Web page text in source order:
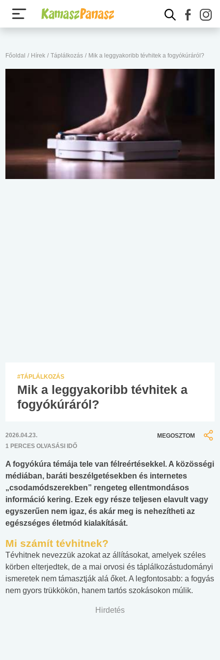
Főoldal / Hírek / Táplálkozás / Mik a leggyakoribb tévhitek a fogyókúráról?
#TÁPLÁLKOZÁS
Mik a leggyakoribb tévhitek a
fogyókúráról?
2026.04.23.
1 PERCES OLVASÁSI IDŐ
MEGOSZTOM
A fogyókúra témája tele van félreértésekkel. A közösségi
médiában, baráti beszélgetésekben és internetes
„csodamódszerekben” rengeteg ellentmondásos
információ kering. Ezek egy része teljesen elavult vagy
egyszerűen nem igaz, és akár meg is nehezítheti az
egészséges életmód kialakítását.
Mi számít tévhitnek?
Tévhitnek nevezzük azokat az állításokat, amelyek széles
körben elterjedtek, de a mai orvosi és táplálkozástudományi
ismeretek nem támasztják alá őket. A legfontosabb: a fogyás
nem gyors trükkökön, hanem tartós szokásokon múlik.
Hirdetés